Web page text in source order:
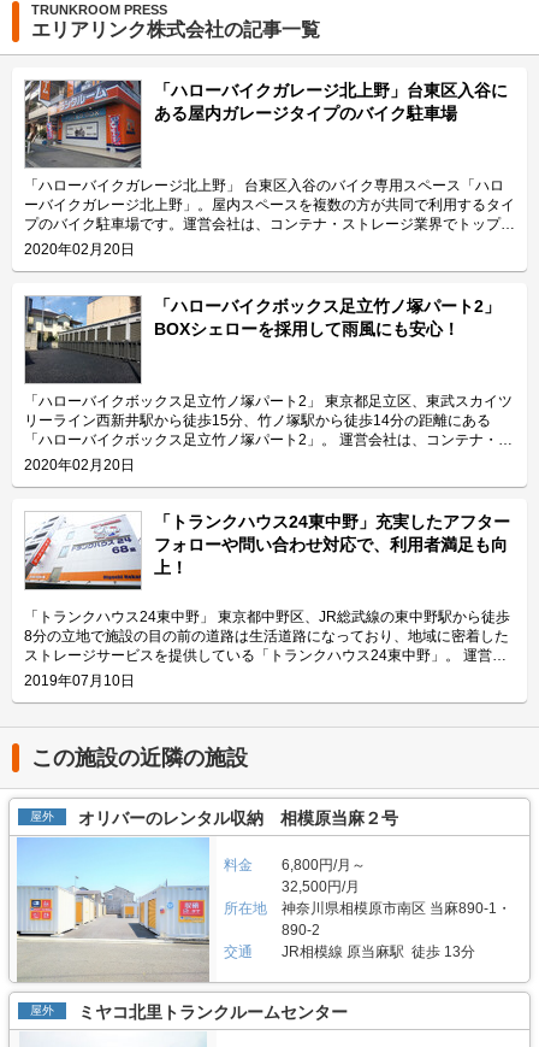
TRUNKROOM PRESS
エリアリンク株式会社の記事一覧
「ハローバイクガレージ北上野」台東区入谷に
ある屋内ガレージタイプのバイク駐車場
「ハローバイクガレージ北上野」 台東区入谷のバイク専用スペース「ハロ
ーバイクガレージ北上野」。屋内スペースを複数の方が共同で利用するタイ
プのバイク駐車場です。運営会社は、コンテナ・ストレージ業界でトップレ
ベルのシェアを誇り、東証マザーズにも上場しているエリアリンク株式会
社。 今回は、エリアリンク株式会社が運営している「ハローバイクガレー
ージ北上野」の特長を教えてください。 東京メトロ日比谷線の入谷駅から
徒歩4分、JR山手線の鶯谷駅から徒歩10分の場所に位置する「ハローバイク
ガレージ北上野」。駅近なバイク駐車スペースであり、24時間365日ご利用
頂けます。広さ2.25帖・幅130cm・奥行き270cmのスペースをご用意して
おり、大型バイクの駐車にも対応可能です。また、屋内型トランクルーム
「ハローストレージ北上野」と隣接していてパーツやメンテナンス用品の収
納にご利用頂けます。ツーリングにお出掛する際にも大変便利です。 主に
どんな方がご利用されているのでしょうか？ 主に入谷駅周辺エリアを中心
とした近隣エリアの方々にご利用頂いています。「ハローバイクガレージ北
上野」は鶯谷や上野、稲荷町、田原町などからもアクセス良好なバイク専用
施設なので、近隣エリアのライダーから人気があります。大きめの駐車スペ
ースのため、アメリカンクルーザー、レーサー・スポーツタイプ、ビッグス
クーターなど、高級車や大型車の保管にもご利用頂いております。 セキュ
リティや安全面について教えてください。 「ハローバイクガレージ北上
野」は屋内タイプで雨風を防ぐことができ、また、電動シャッターや防犯カ
メラなどを設置しているためセキュリテイ面もしっかりしているので、盗難
やイタズラから愛車を守りたい、大切なバイクを雨風で汚したくない方にお
すすめです。 費用や契約について教えてください。 月額17,400円（税込）
の価格でバイク1台を駐車できます。施設の詳細な仕様については事前内覧
をおすすめ致します。ご契約の前に駐車スペースや立地など確認頂けます。
契約時はバイクのメーカー・車種・ナンバーを確認していますが、これから
バイクを購入する方はお問い合わせの際にお知らせください。時期によって
は使用料や事務手数料がお得になるキャンペーンも実施していますので、
LIFULLトランクルームのメール又は電話にてお問い合わせください。 編集
後記 「ハローバイクガレージ北上野」は駅から近くて万全なセキュリティ
はお早めにお問い合わせした方が良さそうだ。 運営会社は東証マザーズ上
場企業でもあるエリアリンク株式会社。2016年頃、西東京エリアで試験的
にはじめた駐車場タイプのバイクパーキングは当初ここまでの拡大を予想し
ていなかったとのことだが、順調に拡大を続け、現在、都内を中心に1,000
台分ほどスペースを管理している（2020年1月現在）。その運営ノウハウが
ある「ハローバイクガレージ北上野」は、誰もが安心して利用できる施設な
ので、愛車を守りたい近隣エリアの方は要チェックなスポットではないかと
思った。
2020年02月20日
「ハローバイクボックス足立竹ノ塚パート2」
BOXシェローを採用して雨風にも安心！
「ハローバイクボックス足立竹ノ塚パート2」 東京都足立区、東武スカイツ
リーライン西新井駅から徒歩15分、竹ノ塚駅から徒歩14分の距離にある
「ハローバイクボックス足立竹ノ塚パート2」。 運営会社は、コンテナ・ス
トレージ業界でトップレベルのシェアを誇り、東証マザーズにも上場してい
るエリアリンク株式会社です。 今回は、エリアリンク株式会社が運営して
ご紹介致します。 「ハローバイクボックス足立竹ノ塚パート2」の特長を教
えてください。 ボックスタイプの「ハローバイクボックス足立竹ノ塚パー
ト2」は、国道4号線から車でアクセスしやすい立地にある施設です。 広さ2
帖・幅110cm・奥行き252cm・高さ197cmのバイクボックスが17室ご用意
しており、24時間365日自由にご利用頂けます。 エリアリンク株式会社の
「ハローバイクボックス」は全国のライダー様から愛されているBOXシェ
ローを採用した施設のため、風雨による汚れや浸食に強いのが特長です。幅
広いラダーレールが付いており、バイクの乗り入れが簡単です。また、ボッ
クス内には棚を設置しておりますので、ヘルメットなどの小物を置くことも
可能です。パーツやメンテナンス用品も収納できるのでとても便利です。
主にどんな方がご利用されているのでしょうか？ 東武伊勢崎線やつくばエ
クスプレス線が通る足立区内にお住いのライダーの方を中心にご利用頂いて
おります。主にアメリカンクルーザーやビッグスクーター、レーサー・スポ
ーツタイプなど高級車又は大型車の保管が多くみられます。 セキュリティ
や安全面について教えてください。 「ハローバイクボックス足立竹ノ塚パ
ート2」はBOXシェローを採用した施設のため屋外タイプのバイクパーキン
グと違って雨風を防ぐことができ、盗難のリスクも抑えることができます。
する必要がありません。セキュリティ面としてバイクボックスの扉に南京錠
をつけており、安心してバイクを保管できる収納スペースです。また、施設
内には外灯照明も完備していますので、夜間でもバイクを出し入れしやすい
環境です。 費用や契約について教えてください。 月額11,300円（税込）の
価格でバイクボックスをご利用頂けます。「ハローバイクボックス足立竹ノ
塚パート2」は施設見学が可能なので、バイクボックスの大きさや立地が気
になる方は見学を申し込みください。契約時はバイクのナンバーを確認して
います。これからバイクを購入する方はお問い合わせの際にお知らせくださ
い。時期によっては月額使用料や事務手数料がお得になるキャンペーンも実
施していますので、LIFULLトランクルームの施設詳細ページをご覧くださ
2020年02月20日
「トランクハウス24東中野」充実したアフター
フォローや問い合わせ対応で、利用者満足も向
上！
「トランクハウス24東中野」 東京都中野区、JR総武線の東中野駅から徒歩
8分の立地で施設の目の前の道路は生活道路になっており、地域に密着した
ストレージサービスを提供している「トランクハウス24東中野」。 運営会
社はエリアリンク株式会社。コンテナ・ストレージ業界でトップシェアを誇
り、東証マザーズにも上場している会社です。全国に展開しているレンタル
に利用されています。 今回は、エリアリンク株式会社が運営している「ト
ランクハウス24東中野」の特徴や利用用途の傾向、会社の想いなどをご紹
介します。 トランクハウス24東中野の特徴を教えてください。 2018年12
月にオープンした「トランクハウス24東中野」。1階〜4階まで1軒まるごと
トランクルームで、部屋の大きさは0.9帖のコンパクトサイズから9.8帖の大
きいサイズまで展開しています。24時間365日利用でき、セキュリティも空
や機材・備品など法人利用まで幅広い用途にご利用いただけます。 主にど
んな方がご利用されているのでしょうか？ お客様は店舗から1.5キロ圏内に
お住いの方がほとんどです。他社であれば3キロ圏内程か車で移動する場所
にあることが多いのですが、「トランクハウス24」は住宅街の生活道路に
面しているため地域に密着した運営ができています（ご自宅から車で荷物を
運送するサービスも利用可能）。また、利用用途で多いのはファミリー層の
他、都心の店舗は一人暮らしの若い方や女性、法人企業にも利用いただいて
います。任意に調査したユーザーインタビューでは「一度使うと便利さが分
かった」という声も多く、衣類や本などの趣味や生活用品を自宅以外の押入
2019年07月10日
この施設の近隣の施設
屋外 オリバーのレンタル収納 相模原当麻２号
料金
6,800円/月～
32,500円/月
所在地
神奈川県相模原市南区 当麻890-1・
890-2
交通
JR相模線 原当麻駅 徒歩 13分
屋外 ミヤコ北里トランクルームセンター